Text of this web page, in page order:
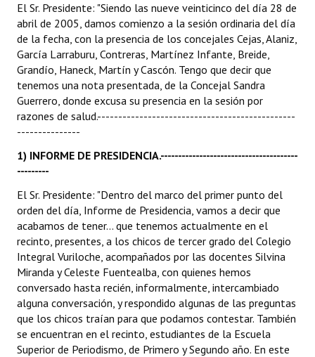
Proyectos Presentados
Dictámenes Asesoría Letrada
Actas de Sesión
Informes de Unidad Coordinadora
Ejecución Presupuestaria
Actas de Audiencias Públicas
NORMATIVA
Comunicaciones
Declaraciones
Resoluciones
Resoluciones de Presidencia
INSTITUCIONAL
El Sr. Presidente: "Siendo las nueve veinticinco del día 28 de
abril de 2005, damos comienzo a la sesión ordinaria del día
de la fecha, con la presencia de los concejales Cejas, Alaniz,
García Larraburu, Contreras, Martínez Infante, Breide,
Grandío, Haneck, Martín y Cascón. Tengo que decir que
tenemos una nota presentada, de la Concejal Sandra
Guerrero, donde excusa su presencia en la sesión por
razones de salud.-----------------------------------------------
---------------
1) INFORME DE PRESIDENCIA.---------------------------------------
---------
El Sr. Presidente: "Dentro del marco del primer punto del
orden del día, Informe de Presidencia, vamos a decir que
acabamos de tener... que tenemos actualmente en el
recinto, presentes, a los chicos de tercer grado del Colegio
Integral Vuriloche, acompañados por las docentes Silvina
Miranda y Celeste Fuentealba, con quienes hemos
conversado hasta recién, informalmente, intercambiado
alguna conversación, y respondido algunas de las preguntas
que los chicos traían para que podamos contestar. También
se encuentran en el recinto, estudiantes de la Escuela
Superior de Periodismo, de Primero y Segundo año. En este